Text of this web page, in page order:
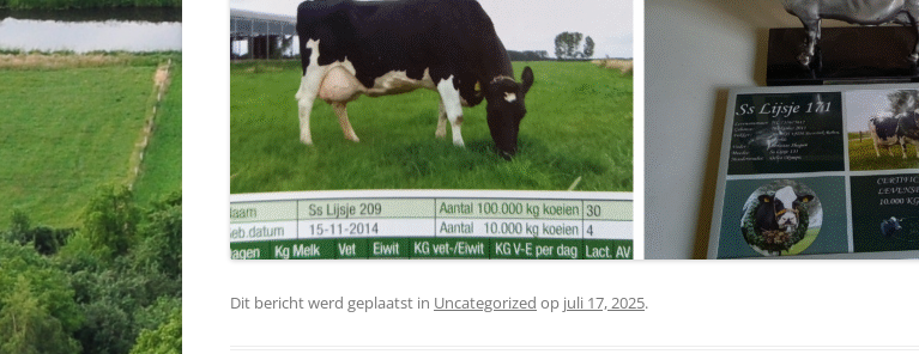
Dit bericht werd geplaatst in Uncategorized op juli 17, 2025.